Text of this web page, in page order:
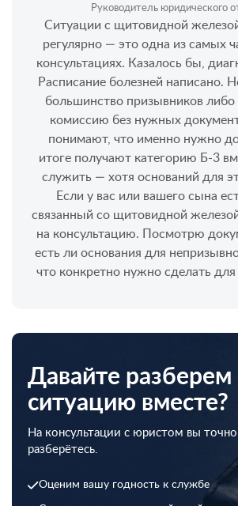
Руководитель юридического
Ситуации с щитовидной
регулярно — это одна из самых
консультациях. Казалось бы,
Расписание болезней написано.
большинство призывников либо
комиссию без нужных
понимают, что именно нужно
итоге получают категорию Б-3
служить — хотя оснований для
Если у вас или вашего сына
связанный со щитовидной
на консультацию. Посмотрю
есть ли основания для
что конкретно нужно сделать для
Давайте
ситуацию вместе?
На консультации с юристом вы
разберётесь.
Оценим вашу годность к службе